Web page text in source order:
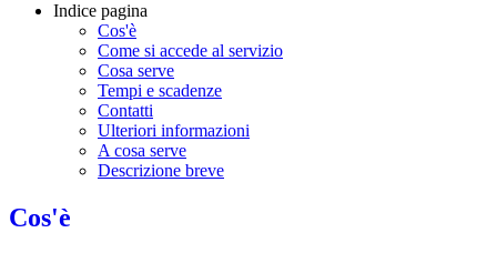
Indice pagina
Cos'è
Come si accede al servizio
Cosa serve
Tempi e scadenze
Contatti
Ulteriori informazioni
A cosa serve
Descrizione breve
Cos'è